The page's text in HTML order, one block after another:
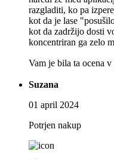
razgladiti, ko pa
kot da je lase
kot da zadržijo dosti
koncentriran ga zelo
Vam je bila ta ocena v
Suzana
01 april 2024
Potrjen nakup